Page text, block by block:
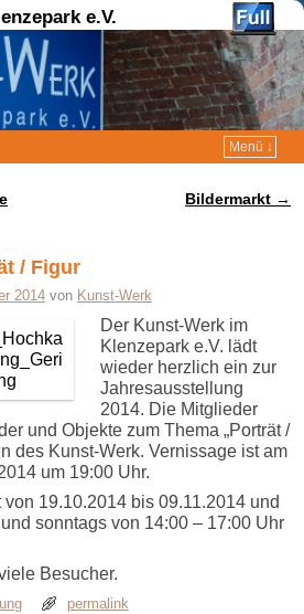
e.V.
Menü ↓
Bildermarkt →
/ Figur
2014 von Kunst-Werk
Der Kunst-Werk im
Klenzepark e.V. lädt
wieder herzlich ein zur
Jahresausstellung
2014. Die Mitglieder
und Objekte zum Thema „Porträt /
des Kunst-Werk. Vernissage ist am
um 19:00 Uhr.
19.10.2014 bis 09.11.2014 und
sonntags von 14:00 – 17:00 Uhr
Besucher.
permalink